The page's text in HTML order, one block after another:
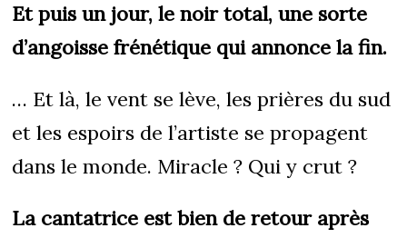
Et puis un jour, le noir total, une sorte
d’angoisse frénétique qui annonce la fin.
… Et là, le vent se lève, les prières du sud
et les espoirs de l’artiste se propagent
dans le monde. Miracle ? Qui y crut ?
La cantatrice est bien de retour après